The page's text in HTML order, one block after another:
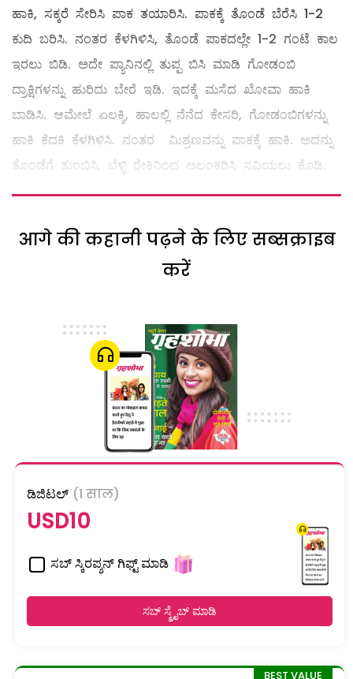
ಹಾಕಿ, ಸಕ್ಕರೆ ಸೇರಿಸಿ ಪಾಕ ತಯಾರಿಸಿ. ಪಾಕಕ್ಕೆ ತೊಂಡೆ ಬೆರೆಸಿ 1-2
ಕುದಿ ಬರಿಸಿ. ನಂತರ ಕೆಳಗಿಳಿಸಿ, ತೊಂಡೆ ಪಾಕದಲ್ಲೇ 1-2 ಗಂಟೆ ಕಾಲ
ಇರಲು ಬಿಡಿ. ಅದೇ ಪ್ಯಾನಿನಲ್ಲಿ ತುಪ್ಪ ಬಿಸಿ ಮಾಡಿ ಗೋಡಂಬಿ
ದ್ರಾಕ್ಷಿಗಳನ್ನು ಹುರಿದು ಬೇರೆ ಇಡಿ. ಇದಕ್ಕೆ ಮಸೆದ ಖೋವಾ ಹಾಕಿ
ಬಾಡಿಸಿ. ಆಮೇಲೆ ಏಲಕ್ಕಿ, ಹಾಲಲ್ಲಿ ನೆನೆದ ಕೇಸರಿ, ಗೋಡಂಬಿಗಳನ್ನು
ಹಾಕಿ ಕೆದಕಿ ಕೆಳಗಿಳಿಸಿ. ನಂತರ ಮಿಶ್ರಣವನ್ನು ಪಾಕಕ್ಕೆ ಹಾಕಿ. ಅದನ್ನು
ತೊಂಡೆಗೆ ತುಂಬಿಸಿ, ಬೆಳ್ಳಿ ರೇಕಿನಿಂದ ಅಲಂಕರಿಸಿ ಸವಿಯಲು ಕೊಡಿ.
आगे की कहानी पढ़ने के लिए सब्सक्राइब
करें
ಡಿಜಿಟಲ್ (1 साल)
USD10
ಸಬ್ ಸ್ಕಿರಪ್ಶನ್ ಗಿಫ್ಟ್ ಮಾಡಿ
ಸಬ್ ಸ್ಕ್ರೈಬ್ ಮಾಡಿ